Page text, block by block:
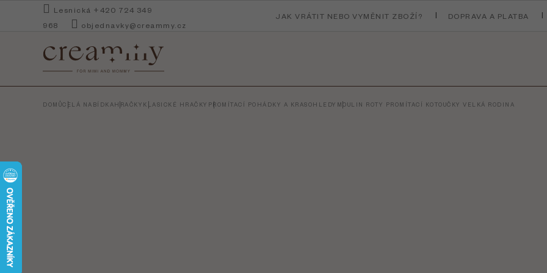
Lesnická +420 724 349
968
objednavky@creammy.cz
JAK VRÁTIT NEBO VYMĚNIT ZBOŽÍ? DOPRAVA A PLATBA
DOMŮCELÁ NABÍDKAHRAČKY KLASICKÉ HRAČKY PROMÍTACÍ POHÁDKY A KRASOHLEDY MOULIN ROTY PROMÍTACÍ KOTOUČKY VELKÁ RODINA